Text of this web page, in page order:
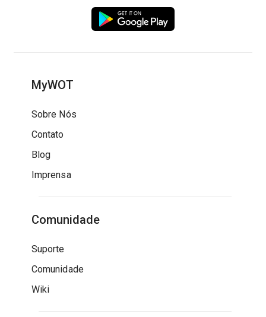
MyWOT
Sobre Nós
Contato
Blog
Imprensa
Comunidade
Suporte
Comunidade
Wiki